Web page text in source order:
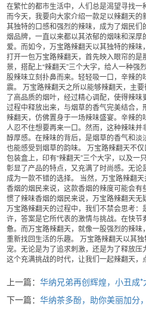
在繁忙的都市生活中，人们总是渴望寻找一
而今天，我要向大家介绍一款足以辣翻天
其独特的口感和强烈的辣味，成为了烟民
烟品牌，一直以来都以其浓郁的烟味和深
爱。而如今，万宝路辣翻天以其独特的辣味
打开一包万宝路辣翻天，首先映入眼帘的
景，搭配上“辣翻天”三个大字，给人一种强
股辣味立刻扑鼻而来。轻轻吸一口，辛辣
震。 万宝路辣翻天之所以能够辣翻天，主
了高品质的烟叶，经过精心调配，使得辣
过程中释放出来，与烟草的香气完美结合
辣翻天，仿佛置身于一场辣味盛宴。辛辣
人忍不住想要再来一口。然而，这种辣味
醇厚感。在辣味的背后，是烟草的香气和淡
也能感受到烟草的韵味。 万宝路辣翻天不
包装盒上，印有“辣翻天”三个大字，以及一
彰显了产品的特点，又充满了时尚感。无
成为一款不错的选择。 当然，万宝路辣翻
香烟的烟民来说，这款香烟的辣度可能会
惯了辣味香烟的烟民来说，万宝路辣翻天
万宝路辣翻天的过程中，我们不禁会思考
许，答案是它所代表的激情与挑战。在快
惫。而万宝路辣翻天，就像一股强烈的辣
重新找回生活的乐趣。 万宝路辣翻天以其
宠。无论是为了追求刺激，还是为了释放
这个充满挑战的时代，让我们一起辣翻天，
上一篇：华纳兄弟再创辉煌，小丑成*
下一篇：华纳茶多酚，助你美丽加分